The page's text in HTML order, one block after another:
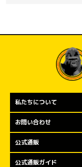
私たちについて
お問い合わせ
公式通販
公式通販ガイド